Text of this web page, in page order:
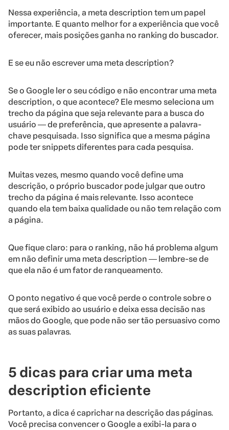
Nessa experiência, a meta description tem um papel
importante. E quanto melhor for a experiência que você
oferecer, mais posições ganha no ranking do buscador.
E se eu não escrever uma meta description?
Se o Google ler o seu código e não encontrar uma meta
description, o que acontece? Ele mesmo seleciona um
trecho da página que seja relevante para a busca do
usuário ― de preferência, que apresente a palavra-
chave pesquisada. Isso significa que a mesma página
pode ter snippets diferentes para cada pesquisa.
Muitas vezes, mesmo quando você define uma
descrição, o próprio buscador pode julgar que outro
trecho da página é mais relevante. Isso acontece
quando ela tem baixa qualidade ou não tem relação com
a página.
Que fique claro: para o ranking, não há problema algum
em não definir uma meta description ― lembre-se de
que ela não é um fator de ranqueamento.
O ponto negativo é que você perde o controle sobre o
que será exibido ao usuário e deixa essa decisão nas
mãos do Google, que pode não ser tão persuasivo como
as suas palavras.
5 dicas para criar uma meta
description eficiente
Portanto, a dica é caprichar na descrição das páginas.
Você precisa convencer o Google a exibi-la para o